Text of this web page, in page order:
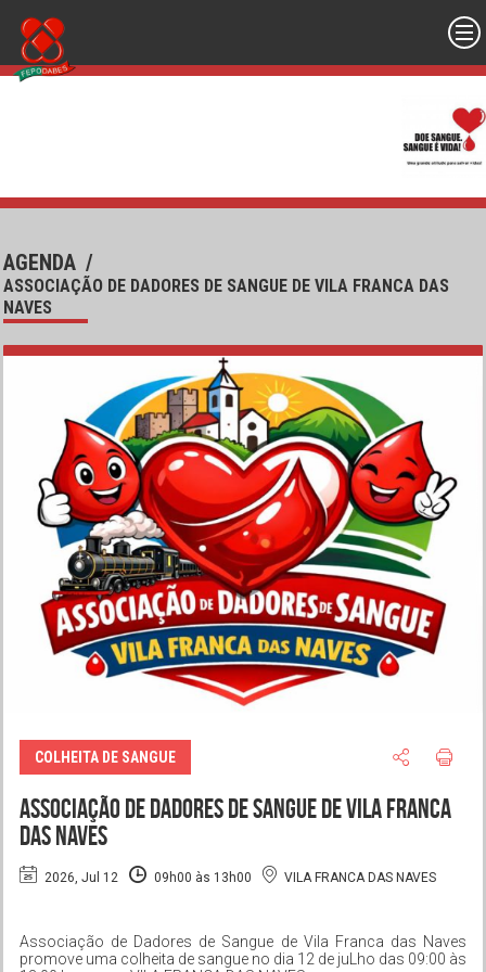
AGENDA /
ASSOCIAÇÃO DE DADORES DE SANGUE DE VILA FRANCA DAS
NAVES
COLHEITA DE SANGUE
Associação de Dadores de Sangue de Vila Franca
das Naves
2026, Jul 12 09h00 às 13h00 VILA FRANCA DAS NAVES
Associação de Dadores de Sangue de Vila Franca das Naves
promove uma colheita de sangue no dia 12 de juLho das 09:00 às